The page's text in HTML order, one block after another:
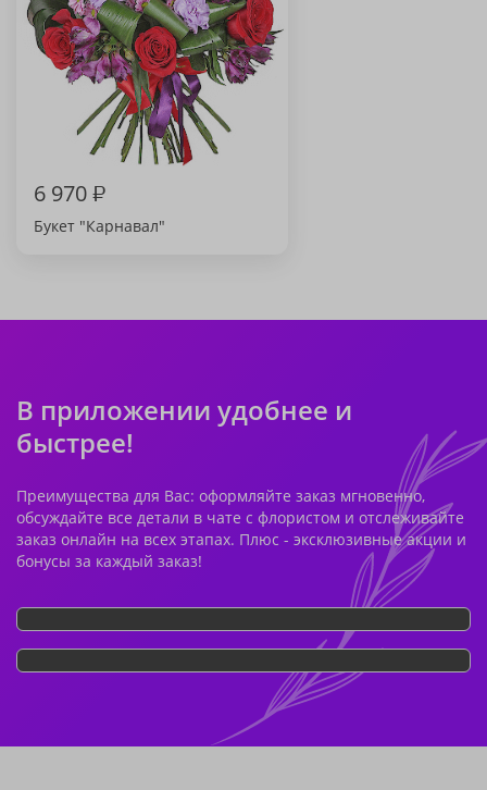
6 970₽
Букет "Карнавал"
В приложении удобнее и
быстрее!
Преимущества для Вас: оформляйте заказ мгновенно,
обсуждайте все детали в чате с флористом и отслеживайте
заказ онлайн на всех этапах. Плюс - эксклюзивные акции и
бонусы за каждый заказ!